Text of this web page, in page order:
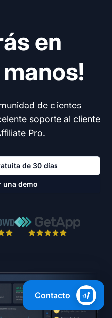
en
de clientes
soporte al cliente
Pro.
de 30 días
una demo
Contacto